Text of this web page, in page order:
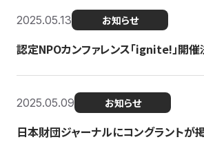
2025.05.13 お知らせ
認定NPOカンファレンス「ignite!」開
2025.05.09 お知らせ
日本財団ジャーナルにコングラントが